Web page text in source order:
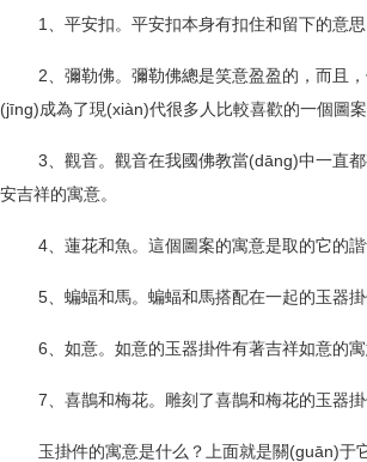
1、 平安扣。平安扣本身有扣住和留下的意
2、 彌勒佛。彌勒佛總是笑意盈盈的，而且
(jīng)成為了現(xiàn)代很多人比較喜歡的一個圖案
3、 觀音。觀音在我國佛教當(dāng)中一直都
安吉祥的寓意。
4、 蓮花和魚。這個圖案的寓意是取的它的諧音
5、 蝙蝠和馬。蝙蝠和馬搭配在一起的玉器掛
6、 如意。如意的玉器掛件有著吉祥如意的寓
7、 喜鵲和梅花。雕刻了喜鵲和梅花的玉器掛件
玉掛件的寓意是什么 ？上面就是關(guān)于